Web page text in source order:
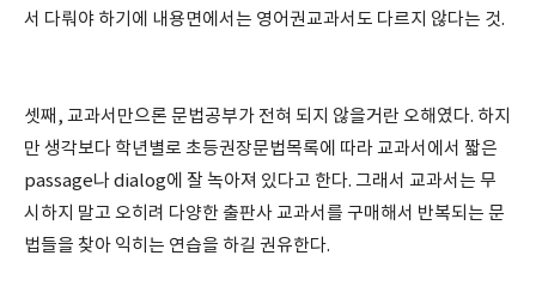
서 다뤄야 하기에 내용면에서는 영어권교과서도 다르지 않다는 것.
셋째, 교과서만으론 문법공부가 전혀 되지 않을거란 오해였다. 하지
만 생각보다 학년별로 초등권장문법목록에 따라 교과서에서 짧은
passage나 dialog에 잘 녹아져 있다고 한다. 그래서 교과서는 무
시하지 말고 오히려 다양한 출판사 교과서를 구매해서 반복되는 문
법들을 찾아 익히는 연습을 하길 권유한다.